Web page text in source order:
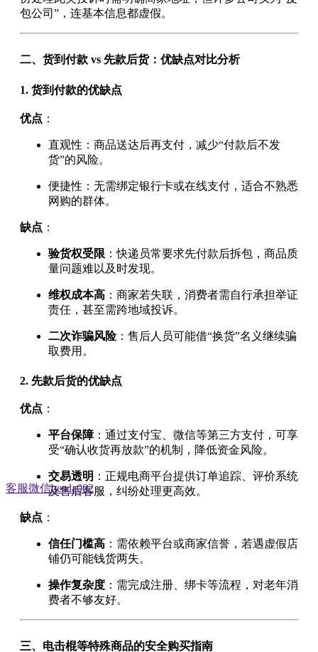
包公司”，连基本信息都虚假。
二、货到付款 vs 先款后货：优缺点对比分析
1. 货到付款的优缺点
优点 ：
直观性：商品送达后再支付，减少“付款后不发
货”的风险。
便捷性：无需绑定银行卡或在线支付，适合不熟悉
网购的群体。
缺点 ：
验货权受限 ：快递员常要求先付款后拆包，商品质
量问题难以及时发现。
维权成本高 ：商家若失联，消费者需自行承担举证
责任，甚至需跨地域投诉。
二次诈骗风险：售后人员可能借“换货”名义继续骗
取费用。
2. 先款后货的优缺点
优点 ：
平台保障：通过支付宝、微信等第三方支付，可享
受“确认收货再放款”的机制，降低资金风险。
交易透明 ：正规电商平台提供订单追踪、评价系统
及售后客服，纠纷处理更高效。
缺点 ：
信任门槛高 ：需依赖平台或商家信誉，若遇虚假店
铺仍可能钱货两失。
操作复杂度 ：需完成注册、绑卡等流程，对老年消
费者不够友好。
三、电击棍等特殊商品的安全购买指南
客服微信besda002